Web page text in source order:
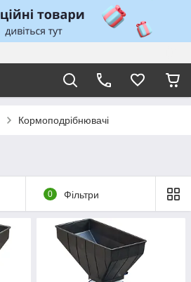
Кормоподрібнювачі
0 Фільтри